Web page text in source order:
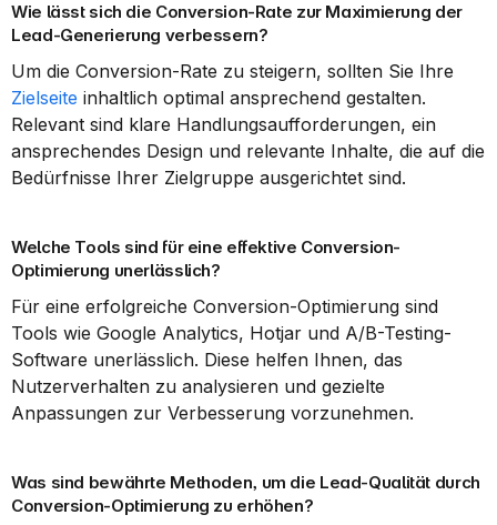
Wie lässt sich die Conversion-Rate zur Maximierung der
Lead-Generierung verbessern?
Zielseite inhaltlich optimal ansprechend gestalten.
Relevant sind klare Handlungsaufforderungen, ein
ansprechendes Design und relevante Inhalte, die auf die
Bedürfnisse Ihrer Zielgruppe ausgerichtet sind.
Welche Tools sind für eine effektive Conversion-
Optimierung unerlässlich?
Für eine erfolgreiche Conversion-Optimierung sind
Tools wie Google Analytics, Hotjar und A/B-Testing-
Software unerlässlich. Diese helfen Ihnen, das
Nutzerverhalten zu analysieren und gezielte
Anpassungen zur Verbesserung vorzunehmen.
Was sind bewährte Methoden, um die Lead-Qualität durch
Conversion-Optimierung zu erhöhen?